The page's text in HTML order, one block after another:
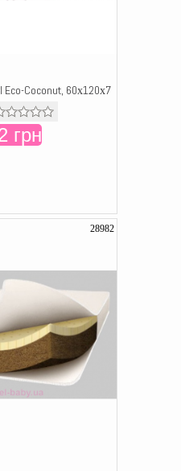
Coconut, 60х120х7
грн
28982